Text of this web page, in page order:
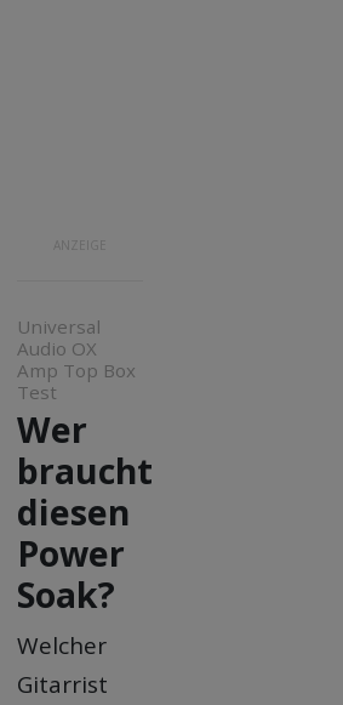
ANZEIGE
Universal
Audio OX
Amp Top Box
Test
Wer
braucht
diesen
Power
Soak?
Welcher
Gitarrist